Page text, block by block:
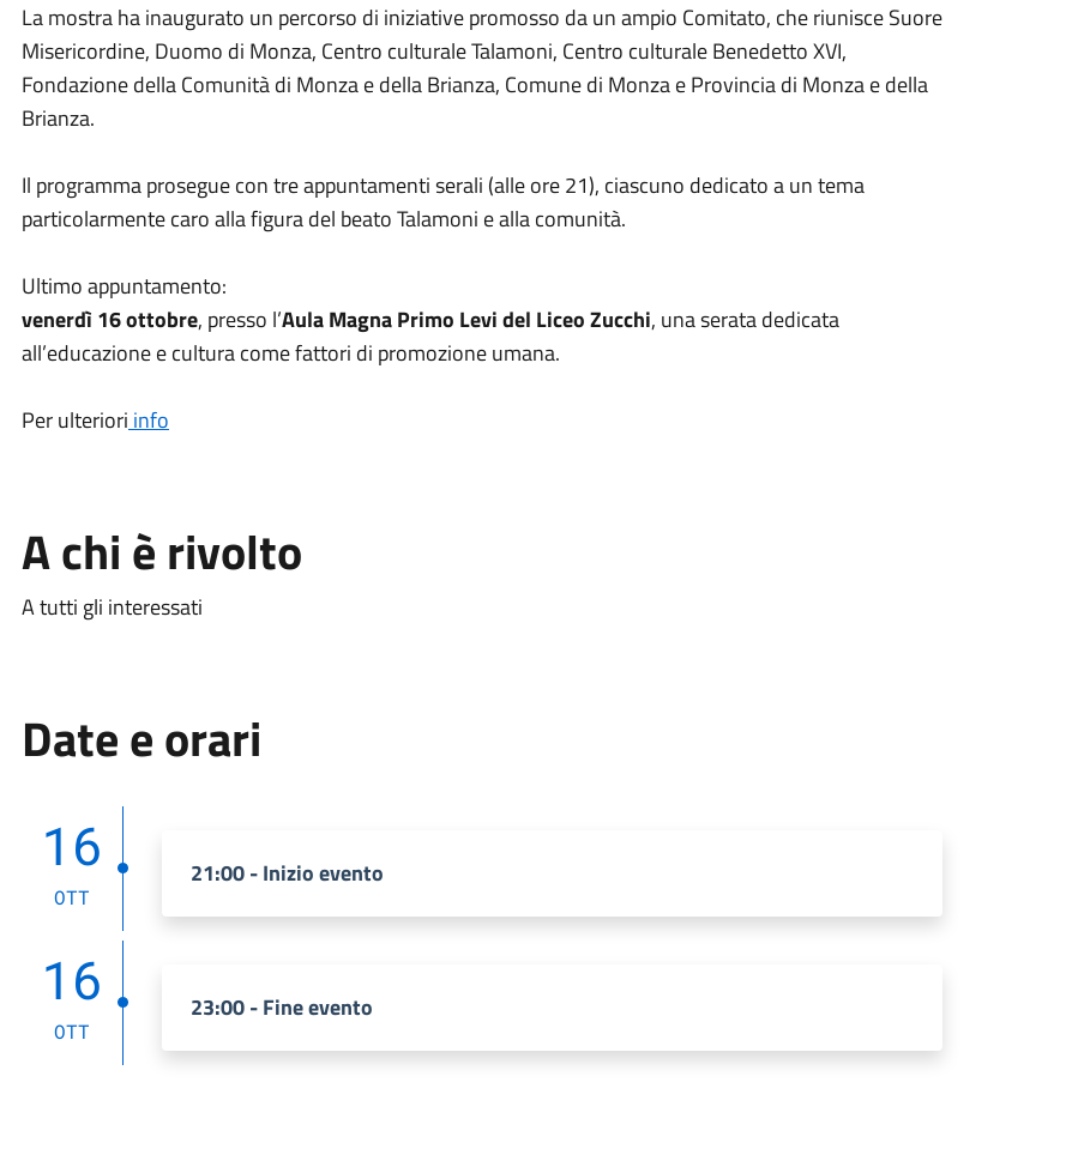
La mostra ha inaugurato un percorso di iniziative promosso da un ampio Comitato, che riunisce Suore
Misericordine, Duomo di Monza, Centro culturale Talamoni, Centro culturale Benedetto XVI,
Fondazione della Comunità di Monza e della Brianza, Comune di Monza e Provincia di Monza e della
Brianza.
Il programma prosegue con tre appuntamenti serali (alle ore 21), ciascuno dedicato a un tema
particolarmente caro alla figura del beato Talamoni e alla comunità.
Ultimo appuntamento:
venerdì 16 ottobre, presso l’Aula Magna Primo Levi del Liceo Zucchi, una serata dedicata
all’educazione e cultura come fattori di promozione umana.
Per ulteriori info
A chi è rivolto
A tutti gli interessati
Date e orari
16
OTT
21:00 - Inizio evento
16
OTT
23:00 - Fine evento